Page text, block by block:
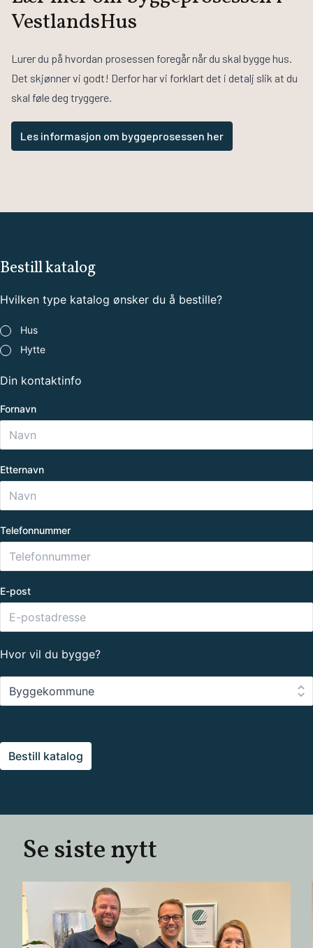
VestlandsHus
Lurer du på hvordan prosessen foregår når du skal bygge hus.
Det skjønner vi godt! Derfor har vi forklart det i detalj slik at du
skal føle deg tryggere.
Les informasjon om byggeprosessen her
Bestill katalog
Hvilken type katalog ønsker du å bestille?
Hvilken
type
katalog
du
å
Hus
Hytte
Din kontaktinfo
Fornavn
Etternavn
Telefonnummer
E-post
Hvor vil du bygge?
du
Bestill katalog
Se siste nytt